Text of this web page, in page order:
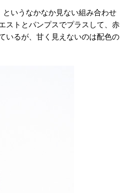
いうなかなか見ない組み合わせ
ストとパンプスでプラスして、赤
いるが、甘く見えないのは配色の